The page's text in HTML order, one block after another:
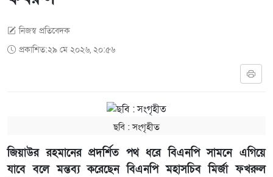
নিজস্ব প্রতিবেদক
প্রকাশিত:২৯ মে ২০২৬, ২০:৫৬
ছবি ‍: সংগৃহীত
জিয়াউর রহমানের প্রদর্শিত পথ ধরে বিএনপি সামনে এগিয়ে
যাবে বলে মন্তব্য করেছেন বিএনপি মহাসচিব মির্জা ফখরুল